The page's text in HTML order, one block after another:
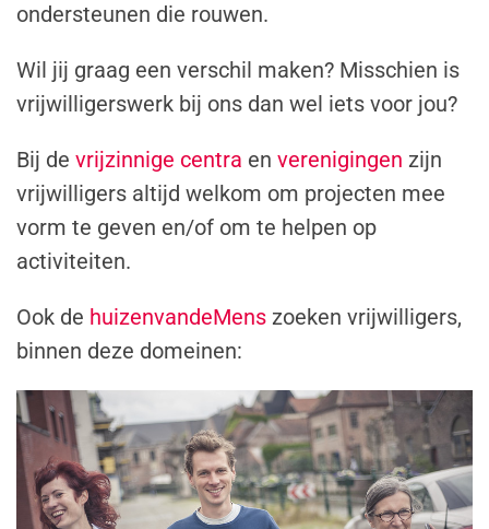
ondersteunen die rouwen.
Wil jij graag een verschil maken? Misschien is
vrijwilligerswerk bij ons dan wel iets voor jou?
Bij de vrijzinnige centra en verenigingen zijn
vrijwilligers altijd welkom om projecten mee
vorm te geven en/of om te helpen op
activiteiten.
Ook de huizenvandeMens zoeken vrijwilligers,
binnen deze domeinen: